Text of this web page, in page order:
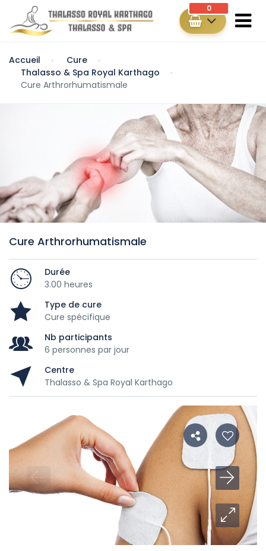
0
Accueil
Cure
Thalasso & Spa Royal Karthago
Cure Arthrorhumatismale
Cure Arthrorhumatismale
Durée
3.00 heures
Type de cure
Cure spécifique
Nb participants
6 personnes par jour
Centre
Thalasso & Spa Royal Karthago